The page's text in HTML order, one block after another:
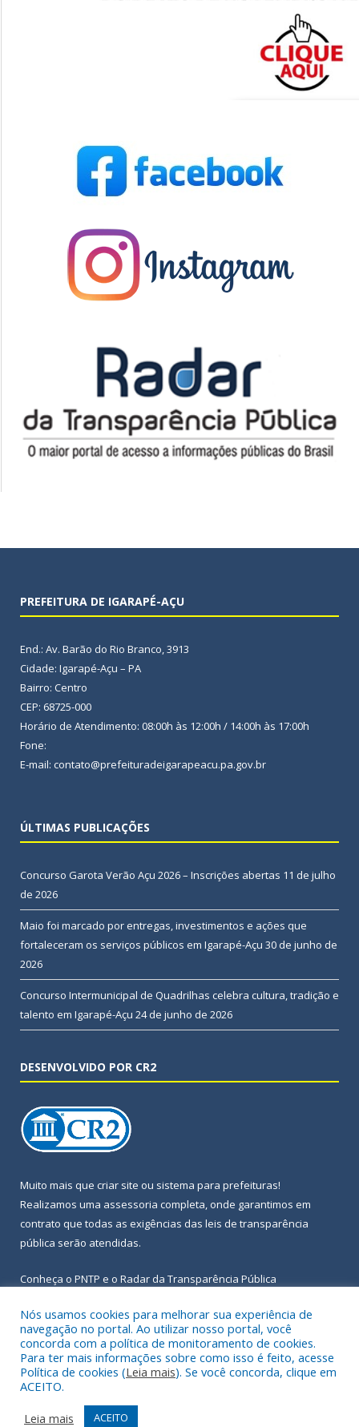
PREFEITURA DE IGARAPÉ-AÇU
End.: Av. Barão do Rio Branco, 3913
Cidade: Igarapé-Açu – PA
Bairro: Centro
CEP: 68725-000
Horário de Atendimento: 08:00h às 12:00h / 14:00h às 17:00h
Fone:
E-mail: contato@prefeituradeigarapeacu.pa.gov.br
ÚLTIMAS PUBLICAÇÕES
Concurso Garota Verão Açu 2026 – Inscrições abertas 11 de julho
de 2026
Maio foi marcado por entregas, investimentos e ações que
fortaleceram os serviços públicos em Igarapé-Açu 30 de junho de
2026
Concurso Intermunicipal de Quadrilhas celebra cultura, tradição e
talento em Igarapé-Açu 24 de junho de 2026
DESENVOLVIDO POR CR2
Muito mais que criar site ou sistema para prefeituras!
Realizamos uma assessoria completa, onde garantimos em
contrato que todas as exigências das leis de transparência
pública serão atendidas.
Conheça o PNTP e o Radar da Transparência Pública
Todos os direitos reservados a Prefeitura Municipal de Igarapé-
Açu.
Frequência Online
Nós usamos cookies para melhorar sua experiência de
navegação no portal. Ao utilizar nosso portal, você
concorda com a política de monitoramento de cookies.
Para ter mais informações sobre como isso é feito, acesse
Política de cookies (Leia mais). Se você concorda, clique em
ACEITO.
Leia mais
ACEITO